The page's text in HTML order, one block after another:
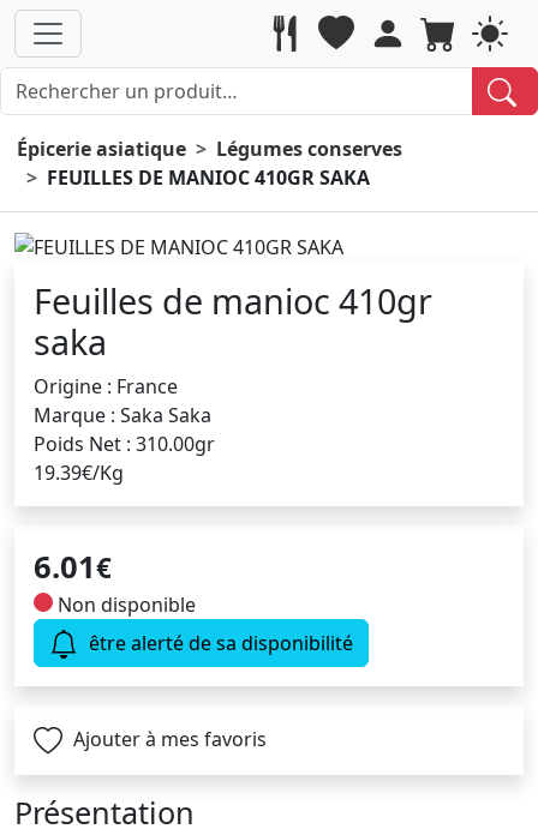
Épicerie asiatique
Légumes conserves
FEUILLES DE MANIOC 410GR SAKA
Feuilles de manioc 410gr
saka
Origine : France
Marque : Saka Saka
Poids Net : 310.00gr
19.39€/Kg
6.01€
Non disponible
être alerté de sa disponibilité
Ajouter à mes favoris
Présentation